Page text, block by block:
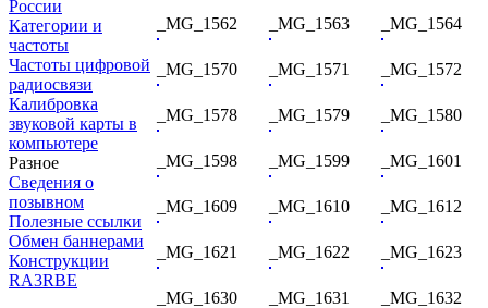
России
Категории и
частоты
Частоты цифровой
радиосвязи
Калибровка
звуковой карты в
компьютере
Разное
Сведения о
позывном
Полезные ссылки
Обмен баннерами
Конструкции
RA3RBE
_MG_1562 _MG_1563 _MG_1564
_MG_1570 _MG_1571 _MG_1572
_MG_1578 _MG_1579 _MG_1580
_MG_1598 _MG_1599 _MG_1601
_MG_1609 _MG_1610 _MG_1612
_MG_1621 _MG_1622 _MG_1623
_MG_1630 _MG_1631 _MG_1632